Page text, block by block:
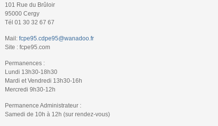
101 Rue du Brûloir
95000 Cergy
Tél 01 30 32 67 67
Mail: fcpe95.cdpe95@wanadoo.fr
Site : fcpe95.com
Permanences :
Lundi 13h30-18h30
Mardi et Vendredi 13h30-16h
Mercredi 9h30-12h
Permanence Administrateur :
Samedi de 10h à 12h (sur rendez-vous)